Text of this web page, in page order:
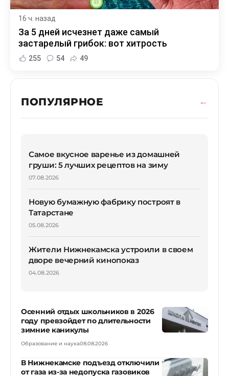
16 ч. назад
За 5 дней исчезнет даже самый
застарелый грибок: вот хитрость
255 54 49
ПОПУЛЯРНОЕ
Самое вкусное варенье из домашней
груши: 5 лучших рецептов на зиму
07.08.2026
Новую бумажную фабрику построят в
Татарстане
05.08.2026
Жители Нижнекамска устроили в своем
дворе вечерний кинопоказ
04.08.2026
Осенний отдых школьников в 2026
году превзойдет по длительности
зимние каникулы
Образование и наука08.08.2026
В Нижнекамске подъезд отключили
от газа из-за недопуска газовиков